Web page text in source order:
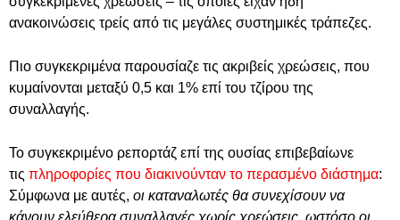
ανακοινώσεις τρείς από τις μεγάλες συστημικές τράπεζες.
Πιο συγκεκριμένα παρουσίαζε τις ακριβείς χρεώσεις, που
κυμαίνονται μεταξύ 0,5 και 1% επί του τζίρου της
συναλλαγής.
Το συγκεκριμένο ρεπορτάζ επί της ουσίας επιβεβαίωνε
τις πληροφορίες που διακινούνταν το περασμένο διάστημα:
Σύμφωνα με αυτές, οι καταναλωτές θα συνεχίσουν να
κάνουν ελεύθερα συναλλαγές χωρίς χρεώσεις, ωστόσο οι